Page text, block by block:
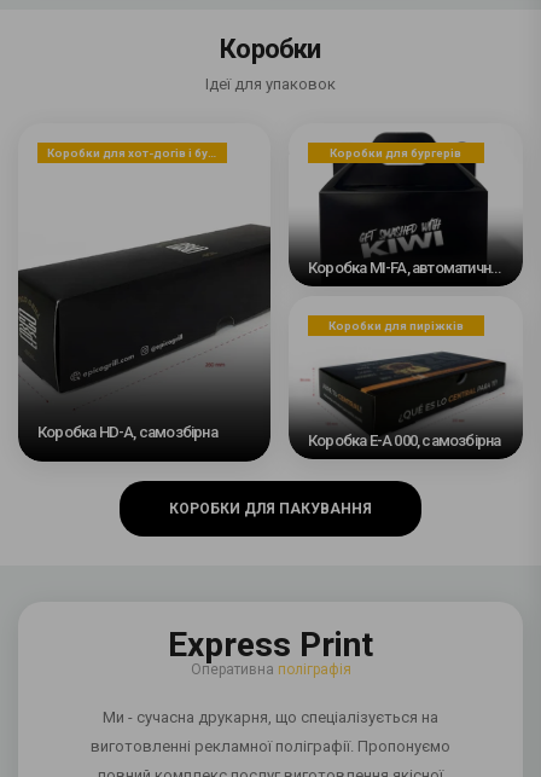
Коробки
Ідеї для упаковок
Коробка HD-A, самозбірна
Коробки для бургерів
Коробка MI-FA, автоматичне дно
Коробки для пиріжків
Коробка E-A 000, самозбірна
КОРОБКИ ДЛЯ ПАКУВАННЯ
Express Print
Оперативна поліграфія
Ми - сучасна друкарня, що спеціалізується на
виготовленні рекламної поліграфії. Пропонуємо